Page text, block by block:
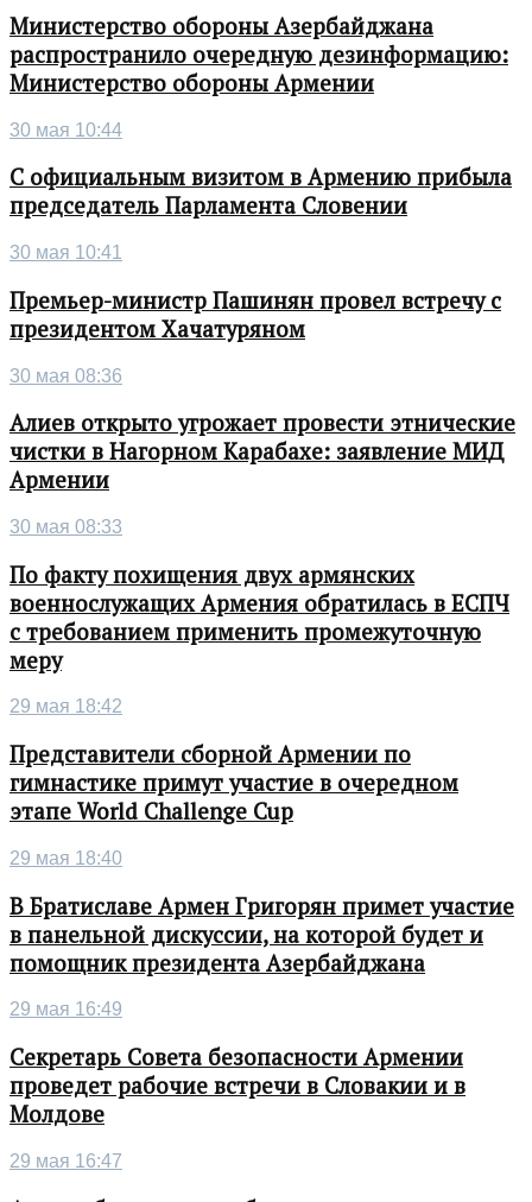
Министерство обороны Азербайджана
распространило очередную дезинформацию:
Министерство обороны Армении
30 мая 10:44
С официальным визитом в Армению прибыла
председатель Парламента Словении
30 мая 10:41
Премьер-министр Пашинян провел встречу с
президентом Хачатуряном
30 мая 08:36
Алиев открыто угрожает провести этнические
чистки в Нагорном Карабахе: заявление МИД
Армении
30 мая 08:33
По факту похищения двух армянских
военнослужащих Армения обратилась в ЕСПЧ
с требованием применить промежуточную
меру
29 мая 18:42
Представители сборной Армении по
гимнастике примут участие в очередном
этапе World Challenge Cup
29 мая 18:40
В Братиславе Армен Григорян примет участие
в панельной дискуссии, на которой будет и
помощник президента Азербайджана
29 мая 16:49
Секретарь Совета безопасности Армении
проведет рабочие встречи в Словакии и в
Молдове
29 мая 16:47